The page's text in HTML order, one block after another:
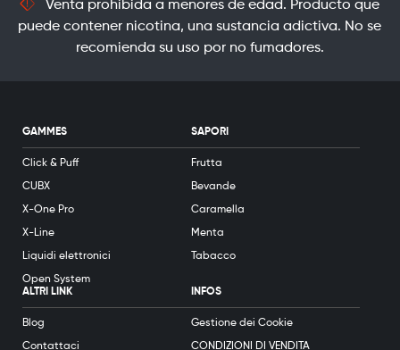
Venta prohibida a menores de edad. Producto que
puede contener nicotina, una sustancia adictiva. No se
recomienda su uso por no fumadores.
GAMMES
Click & Puff
CUBX
X-One Pro
X-Line
Liquidi elettronici
Open System
SAPORI
Frutta
Bevande
Caramella
Menta
Tabacco
ALTRI LINK
Blog
Contattaci
INFOS
Gestione dei Cookie
CONDIZIONI DI VENDITA